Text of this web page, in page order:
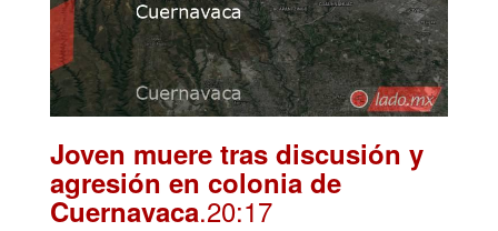
Joven muere tras discusión y
agresión en colonia de
Cuernavaca.20:17